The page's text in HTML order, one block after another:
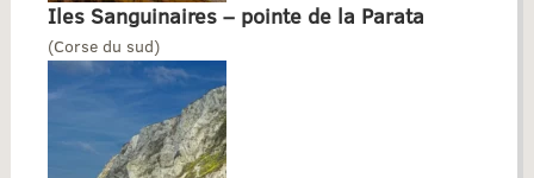
Iles Sanguinaires – pointe de la Parata
(Corse du sud)